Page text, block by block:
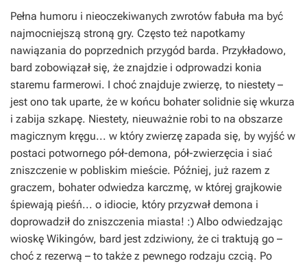
Pełna humoru i nieoczekiwanych zwrotów fabuła ma być
najmocniejszą stroną gry. Często też napotkamy
nawiązania do poprzednich przygód barda. Przykładowo,
bard zobowiązał się, że znajdzie i odprowadzi konia
staremu farmerowi. I choć znajduje zwierzę, to niestety –
jest ono tak uparte, że w końcu bohater solidnie się wkurza
i zabija szkapę. Niestety, nieuważnie robi to na obszarze
magicznym kręgu... w który zwierzę zapada się, by wyjść w
postaci potwornego pół-demona, pół-zwierzęcia i siać
zniszczenie w pobliskim mieście. Później, już razem z
graczem, bohater odwiedza karczmę, w której grajkowie
śpiewają pieśń... o idiocie, który przyzwał demona i
doprowadził do zniszczenia miasta! :) Albo odwiedzając
wioskę Wikingów, bard jest zdziwiony, że ci traktują go –
choć z rezerwą – to także z pewnego rodzaju czcią. Po